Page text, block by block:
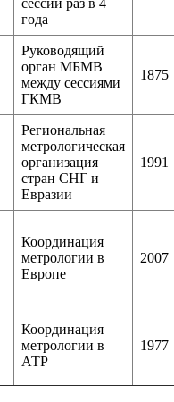
сессии раз в 4
года
Руководящий
орган МБМВ
между сессиями
ГКМВ
1875
Региональная
метрологическая
организация
стран СНГ и
Евразии
1991
Координация
метрологии в
Европе
2007
Координация
метрологии в
АТР
1977